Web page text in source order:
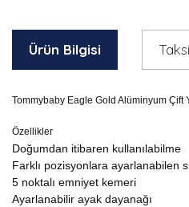
Ürün Bilgisi
Tommybaby Eagle Gold Alüminyum Çift
Özellikler
Doğumdan itibaren kullanılabilme
Farklı pozisyonlara ayarlanabilen
5 noktalı emniyet kemeri
Ayarlanabilir ayak dayanağı